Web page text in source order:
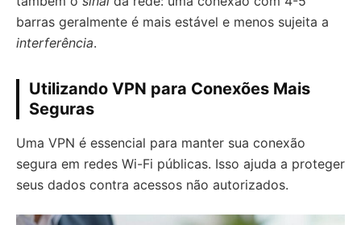
barras geralmente é mais estável e menos sujeita a
interferência.
Utilizando VPN para Conexões Mais
Seguras
Uma VPN é essencial para manter sua conexão
segura em redes Wi-Fi públicas. Isso ajuda a proteger
seus dados contra acessos não autorizados.